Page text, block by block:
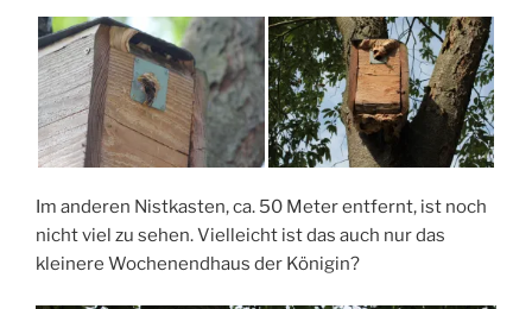
Im anderen Nistkasten, ca. 50 Meter entfernt, ist noch
nicht viel zu sehen. Vielleicht ist das auch nur das
kleinere Wochenendhaus der Königin?